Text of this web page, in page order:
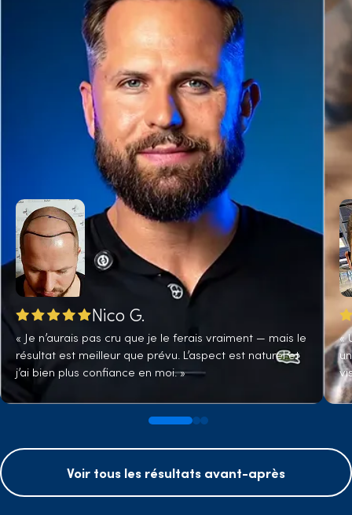
Nico G.
« Je n’aurais pas cru que je le ferais vraiment — mais le
résultat est meilleur que prévu. L’aspect est naturel et
j’ai bien plus confiance en moi. »
«
Voir tous les résultats avant-après